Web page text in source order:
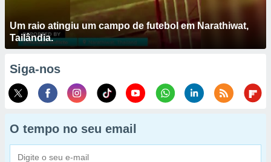
Um raio atingiu um campo de futebol em Narathiwat,
Tailândia.
Siga-nos
O tempo no seu email